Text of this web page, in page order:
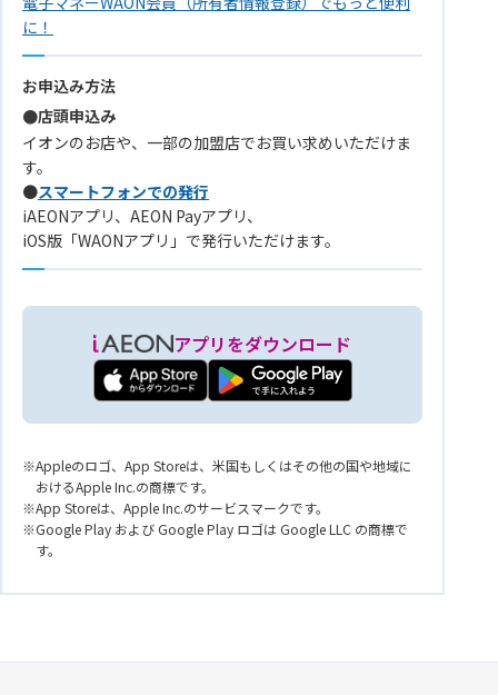
に！
お申込み方法
●店頭申込み
イオンのお店や、一部の加盟店でお買い求めいただけま
す。
●スマートフォンでの発行
iAEONアプリ、AEON Payアプリ、
iOS版「WAONアプリ」で発行いただけます。
アプリをダウンロード
Appleのロゴ、App Storeは、米国もしくはその他の国や地域に
おけるApple Inc.の商標です。
App Storeは、Apple Inc.のサービスマークです。
Google Play および Google Play ロゴは Google LLC の商標で
す。